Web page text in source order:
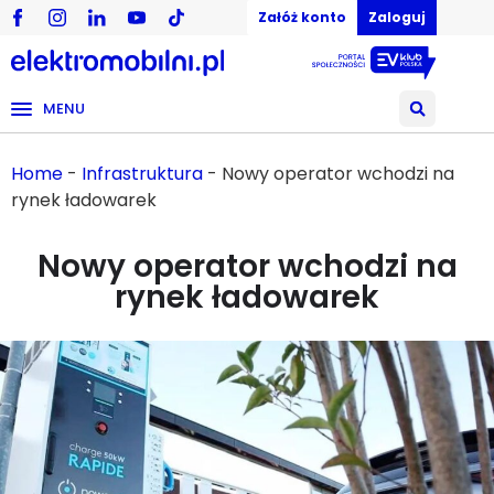
Załóż konto Zaloguj
MENU
Home - Infrastruktura - Nowy operator wchodzi na
rynek ładowarek
Nowy operator wchodzi na
rynek ładowarek